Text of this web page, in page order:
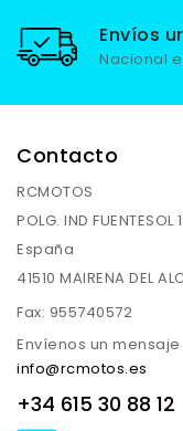
Envíos
Nacional
Contacto
RCMOTOS
POLG. IND FUENTESOL
España
41510 MAIRENA DEL
Fax: 955740572
Envíenos un
info@rcmotos.es
+34 615 30 88 12